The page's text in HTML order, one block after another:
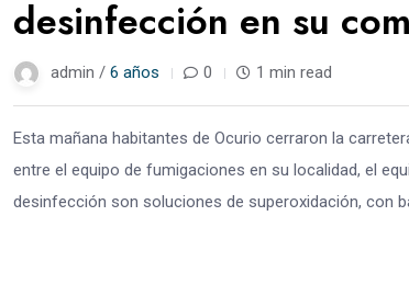
desinfección en su
admin / 6 años 0 1 min read
Esta mañana habitantes de Ocurio cerraron la
entre el equipo de fumigaciones en su localidad, el
desinfección son soluciones de superoxidación, con